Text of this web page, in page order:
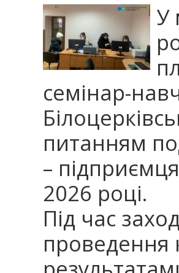
У
семінар-
питанням
–
2026 році.
Під час
проведення